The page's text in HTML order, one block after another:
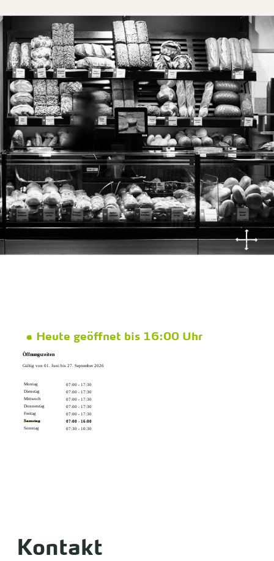
Heute geöffnet bis 16:00 Uhr
Öffnungszeiten
Gültig von 01. Juni bis 27. September 2026
Montag
07:00 - 17:30
Dienstag
07:00 - 17:30
Mittwoch
07:00 - 17:30
Donnerstag
07:00 - 17:30
Freitag
07:00 - 17:30
Samstag
07:00 - 16:00
Sonntag
07:30 - 10:30
Kontakt